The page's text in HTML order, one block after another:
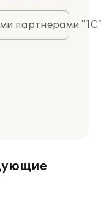
партнерами